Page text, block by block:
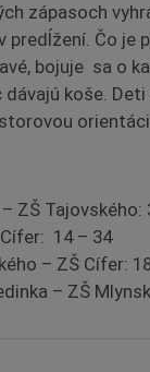
zápasoch
predĺžení. Čo je
bojuje sa o
koše.
ZŠ Tajovského:
14 – 34
– ZŠ Cífer:
– ZŠ